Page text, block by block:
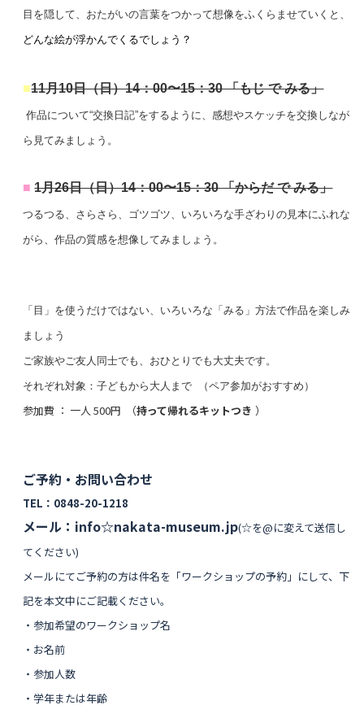
目を隠して、おたがいの言葉をつかって想像をふくらませていくと、
どんな絵が浮かんでくるでしょう？
■11月10日（日）14：00〜15：30「もじ で みる」
作品について“交換日記”をするように、感想やスケッチを交換しなが
ら見てみましょう。
■ 1月26日（日）14：00〜15：30「からだ で みる」
つるつる、さらさら、ゴツゴツ、いろいろな手ざわりの見本にふれな
がら、作品の質感を想像してみましょう。
「目」を使うだけではない、いろいろな「みる」方法で作品を楽しみ
ましょう
ご家族やご友人同士でも、おひとりでも大丈夫です。
それぞれ対象：子どもから大人まで （ペア参加がおすすめ）
参加費 ： 一人 500円 （持って帰れるキットつき ）
ご予約・お問い合わせ
TEL：0848-20-1218
メール：info☆nakata-museum.jp(☆を@に変えて送信し
てください)
メールにてご予約の方は件名を「ワークショップの予約」にして、 下
記を本文中にご記載ください。
・参加希望のワークショップ名
・お名前
・参加人数
・学年または年齢